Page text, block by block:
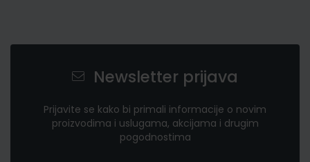
Newsletter prijava
Prijavite se kako bi primali informacije o novim
proizvodima i uslugama, akcijama i drugim
pogodnostima